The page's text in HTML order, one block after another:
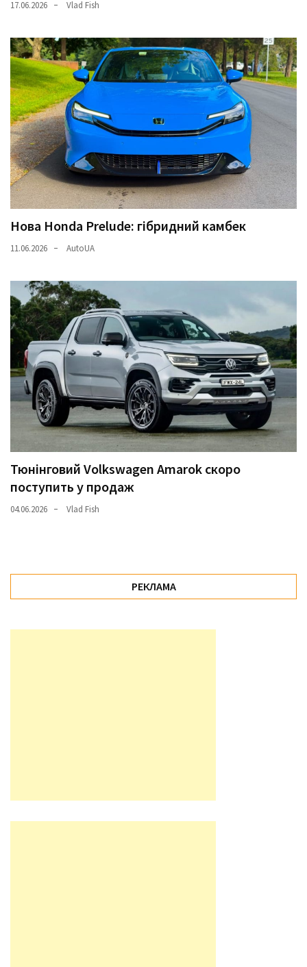
17.06.2026 Vlad Fish
Нова Honda Prelude: гібридний камбек
11.06.2026 AutoUA
Тюнінговий Volkswagen Amarok скоро
поступить у продаж
04.06.2026 Vlad Fish
РЕКЛАМА